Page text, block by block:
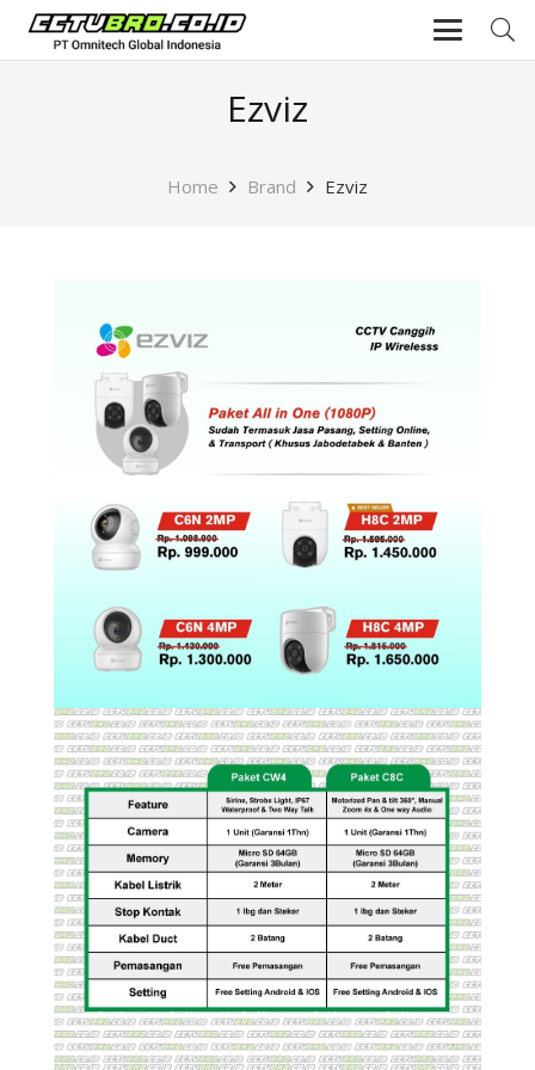
Ezviz
Home Brand Ezviz